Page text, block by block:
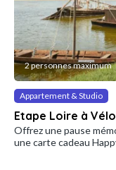
2 personnes maximum
Appartement & Studio
Etape Loire à
Offrez une pause
une carte cadeau